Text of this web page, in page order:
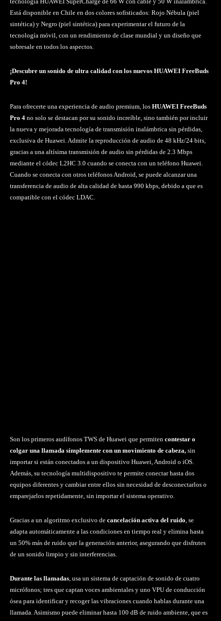
Está disponible en Chile en dos colores sofisticados: Rojo Nébula (piel
sintética) y Negro (piel sintética) para experimentar el futuro de la
tecnología móvil, con un rendimiento de clase mundial y un diseño que
sobresale en todos los aspectos.
¡Descubre un sonido de ultra calidad con los nuevos HUAWEI FreeBuds
Pro 4!
Para ofrecerte una experiencia de audio premium, los HUAWEI FreeBuds
Pro 4 no solo se destacan por su sonido increíble, sino también por incluir
la nueva y mejorada tecnología de transmisión inalámbrica sin pérdidas,
exclusiva de Huawei. Admite la reproducción de audio de 48 kHz/24 bits,
gracias a una altísima transmisión de audio sin pérdidas de 2.3 Mbps
mediante el códec L2HC 3.0 cuando se conecta con un teléfono Huawei.
Cuando se conecta con otros teléfonos Android, se puede alcanzar una
transferencia de audio de alta calidad de hasta 990 kbps, debido a que es
compatible con el códec LDAC.
Son los primeros audífonos TWS de Huawei que permiten contestar o
colgar una llamada simplemente con un movimiento de cabeza, sin
importar si están conectados a un dispositivo Huawei, Android o iOS.
Además, su tecnología multidispositivo te permite conectar hasta dos
equipos diferentes y cambiar entre ellos sin necesidad de desconectarlos o
emparejarlos repetidamente, sin importar el sistema operativo.
Gracias a un algoritmo exclusivo de cancelación activa del ruido , se
adapta automáticamente a las condiciones en tiempo real y elimina hasta
un 50% más de ruido que la generación anterior, asegurando que disfrutes
de un sonido limpio y sin interferencias.
Durante las llamadas , usa un sistema de captación de sonido de cuatro
micrófonos; tres que captan voces ambientales y uno VPU de conducción
ósea para identificar y recoger las vibraciones cuando hablas durante una
llamada. Asimismo puede eliminar hasta 100 dB de ruido ambiente, que es